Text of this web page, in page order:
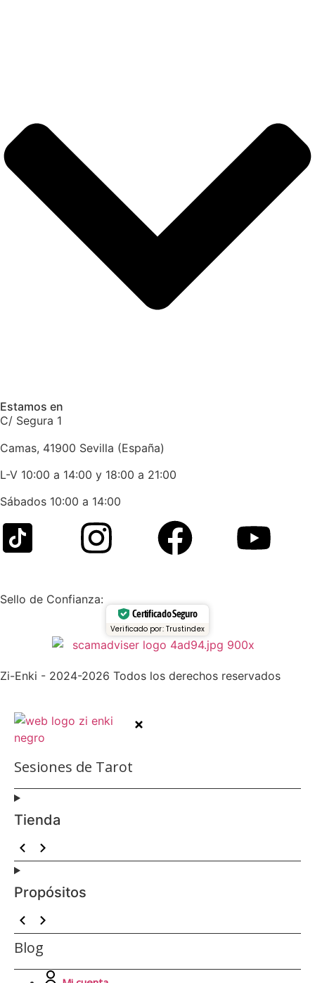
Estamos en
C/ Segura 1
Camas, 41900 Sevilla (España)
L-V 10:00 a 14:00 y 18:00 a 21:00
Sábados 10:00 a 14:00
Sello de Confianza:
Certificado Seguro
Verificado por: Trustindex
Zi-Enki - 2024-2026 Todos los derechos reservados
Sesiones de Tarot
Tienda
Propósitos
Blog